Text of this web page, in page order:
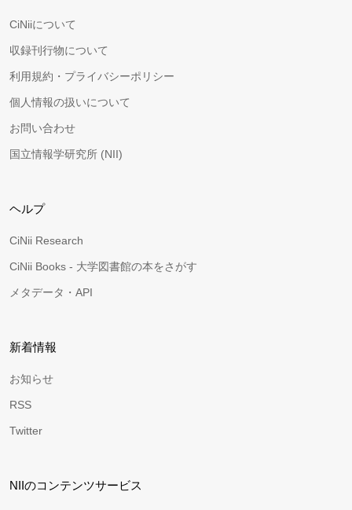
CiNiiについて
収録刊行物について
利用規約・プライバシーポリシー
個人情報の扱いについて
お問い合わせ
国立情報学研究所 (NII)
ヘルプ
CiNii Research
CiNii Books - 大学図書館の本をさがす
メタデータ・API
新着情報
お知らせ
RSS
Twitter
NIIのコンテンツサービス